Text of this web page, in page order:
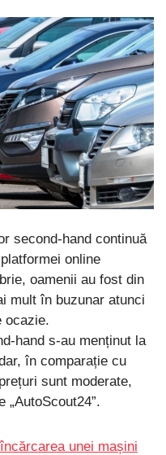
second-hand continuă
online
oamenii au fost din
mult în buzunar atunci
ocazie.
hand s-au menținut la
în comparație cu
sunt moderate,
„AutoScout24”.
unei mașini